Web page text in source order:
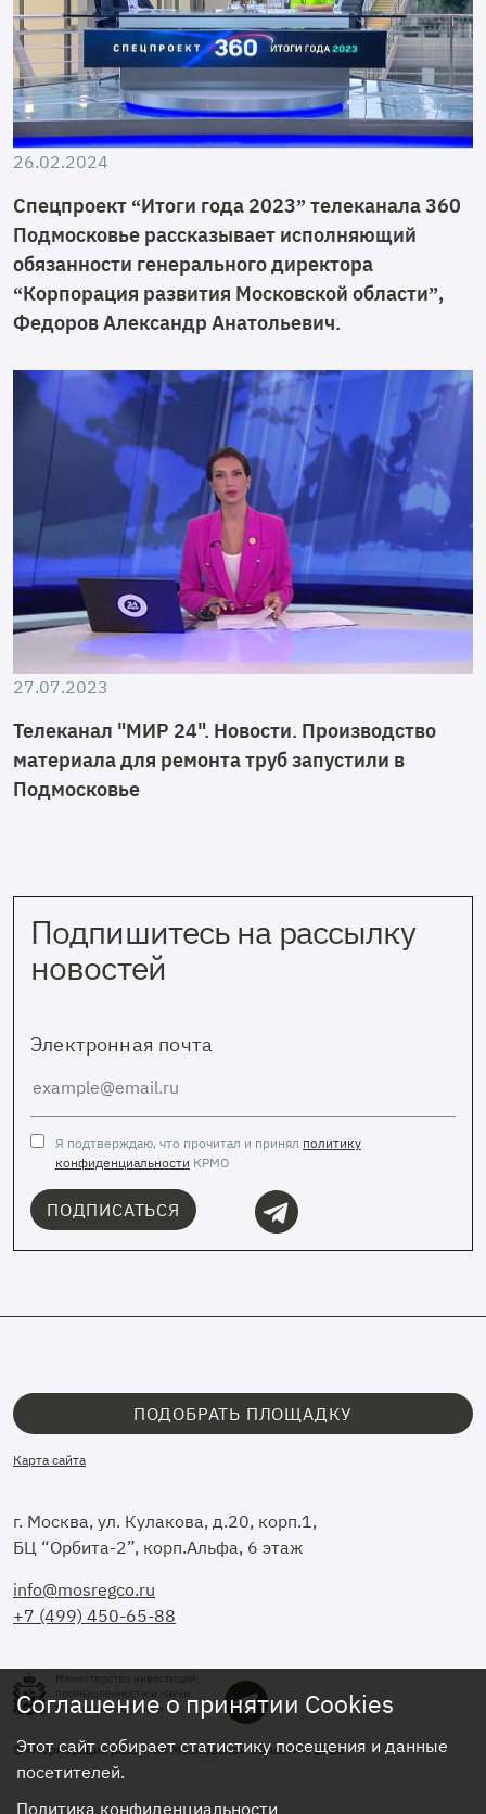
26.02.2024
Спецпроект “Итоги года 2023” телеканала 360
Подмосковье рассказывает исполняющий
обязанности генерального директора
“Корпорация развития Московской области”,
Федоров Александр Анатольевич.
27.07.2023
Телеканал "МИР 24". Новости. Производство
материала для ремонта труб запустили в
Подмосковье
Подпишитесь на рассылку
новостей
Электронная почта
Я подтверждаю, что прочитал и принял политику
конфиденциальности КРМО
ПОДПИСАТЬСЯ
info@mosregco.ru
+7 (499) 450-65-88
г. Москва, ул. Кулакова, д.20, корп.1,
БЦ “Орбита-2”, корп.Альфа, 6 этаж
ПОДОБРАТЬ ПЛОЩАДКУ
Карта сайта
© «Корпорация развития Московской области», 2026
Соглашение о принятии Cookies
Этот сайт собирает статистику посещения и данные
посетителей.
Политика конфиденциальности